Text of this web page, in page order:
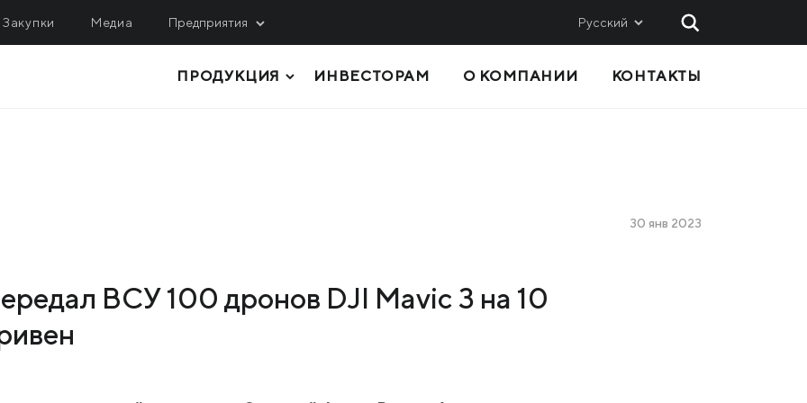
Закупки Медиа Предприятия Русский
ПРОДУКЦИЯ
СОРТОВОЙ ПРОКАТ
ИНВЕСТОРАМ О КОМПАНИИ КОНТАКТЫ
30 янв 2023
ВСУ 100 дронов DJI Mavic 3 на 10